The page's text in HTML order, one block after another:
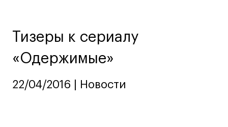
Все программы
Тизеры к сериалу
«Одержимые»
22/04/2016 | Новости